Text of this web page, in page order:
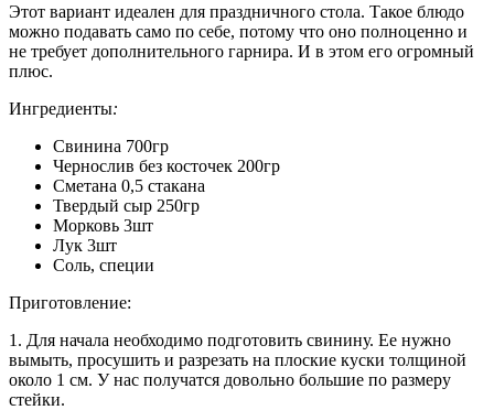
Этот вариант идеален для праздничного стола. Такое блюдо
можно подавать само по себе, потому что оно полноценно и
не требует дополнительного гарнира. И в этом его огромный
плюс.
Ингредиенты:
Свинина 700гр
Чернослив без косточек 200гр
Сметана 0,5 стакана
Твердый сыр 250гр
Морковь 3шт
Лук 3шт
Соль, специи
Приготовление:
1. Для начала необходимо подготовить свинину. Ее нужно
вымыть, просушить и разрезать на плоские куски толщиной
около 1 см. У нас получатся довольно большие по размеру
стейки.